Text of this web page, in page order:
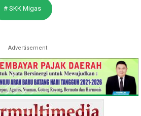
# SKK Migas
Advertisement